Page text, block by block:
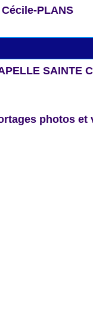
PLANS
SAINTE
photos et